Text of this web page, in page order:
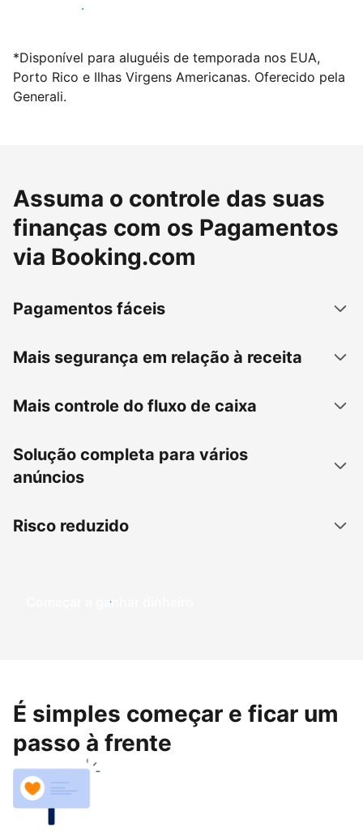
Anunciar conosco
*Disponível para aluguéis de temporada nos EUA,
Porto Rico e Ilhas Virgens Americanas. Oferecido pela
Generali.
Assuma o controle das suas
finanças com os Pagamentos
via Booking.com
Pagamentos fáceis
Mais segurança em relação à receita
Mais controle do fluxo de caixa
Solução completa para vários
anúncios
Risco reduzido
Começar a ganhar dinheiro
É simples começar e ficar um
passo à frente